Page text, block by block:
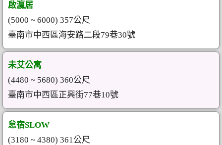
啟瀛居
(5000 ~ 6000) 357公尺
臺南市中西區海安路二段79巷30號
未艾公寓
(4480 ~ 5680) 360公尺
臺南市中西區正興街77巷10號
怠宿SLOW
(3180 ~ 4380) 361公尺